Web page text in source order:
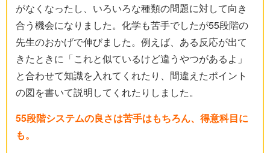
がなくなったし、いろいろな種類の問題に対して向き
合う機会になりました。化学も苦手でしたが55段階の
先生のおかげで伸びました。例えば、ある反応が出て
きたときに「これと似ているけど違うやつがあるよ」
と合わせて知識を入れてくれたり、間違えたポイント
の図を書いて説明してくれたりしました。
55段階システムの良さは苦手はもちろん、得意科目に
も。